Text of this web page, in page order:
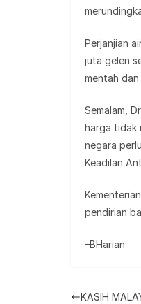
Perjanjian
juta gelen
mentah
Semalam,
harga tidak
negara
Keadilan
pendirian
–BHarian
KASIH